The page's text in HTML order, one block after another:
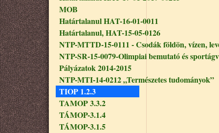
MOB
Határtalanul HAT-16-01-0011
Határtalanul, HAT-15-05-0126
NTP-MTTD-15-0111 - Csodák földön, vízen,
NTP-SR-15-0079-Olimpiai bemutató és
Pályázatok 2014-2015
NTP-MTI-14-0212 „Természetes tudományok”
TIOP 1.2.3
TAMOP 3.3.2
TÁMOP-3.1.4
TÁMOP-3.1.5